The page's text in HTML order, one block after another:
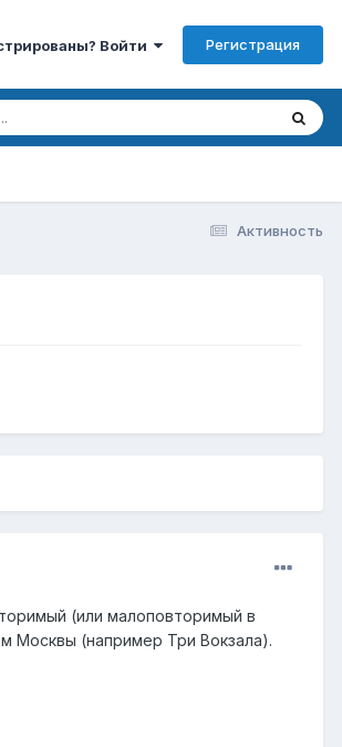
Войти Регистрация
Активность
(или малоповторимый в
Москвы (например Три Вокзала).